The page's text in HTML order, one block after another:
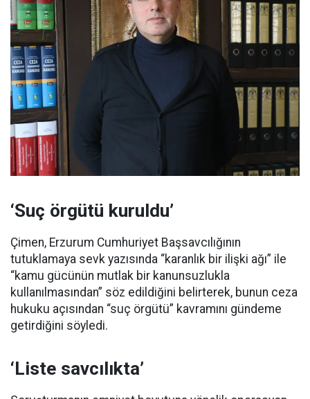
‘Suç örgütü kuruldu’
Çimen, Erzurum Cumhuriyet Başsavcılığının
tutuklamaya sevk yazısında “karanlık bir ilişki ağı” ile
“kamu gücünün mutlak bir kanunsuzlukla
kullanılmasından” söz edildiğini belirterek, bunun ceza
hukuku açısından “suç örgütü” kavramını gündeme
getirdiğini söyledi.
‘Liste savcılıkta’